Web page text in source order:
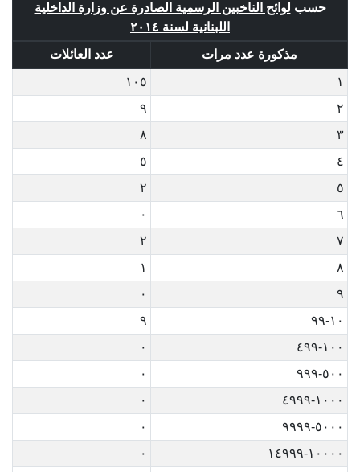
حسب لوائح الناخبين الرسمية الصادرة عن وزارة الداخلية
اللبنانية لسنة ٢٠١٤
مذكورة عدد مرات
عدد العائلات
١
١٠٥
٢
٩
٣
٨
٤
٥
٥
٢
٦
٠
٧
٢
٨
١
٩
٠
١٠-٩٩
٩
١٠٠-٤٩٩
٠
٥٠٠-٩٩٩
٠
١٠٠٠-٤٩٩٩
٠
٥٠٠٠-٩٩٩٩
٠
١٠٠٠٠-١٤٩٩٩
٠